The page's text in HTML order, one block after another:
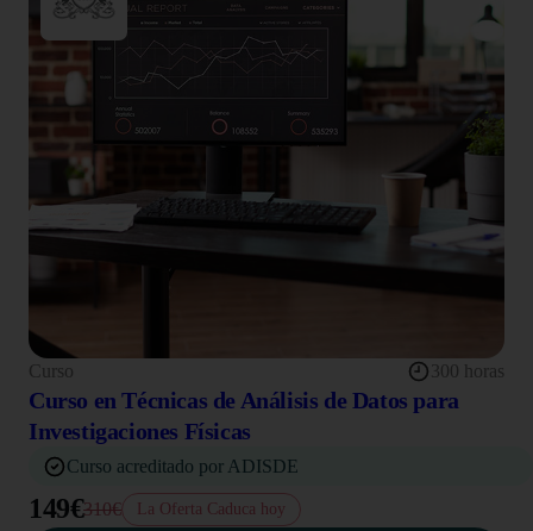
Curso 300 horas
Curso en Técnicas de Análisis de Datos para
Investigaciones Físicas
Curso acreditado por ADISDE
149€310€ La Oferta Caduca hoy